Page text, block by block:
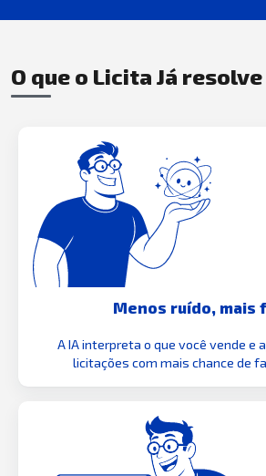
O que o Licita Já
Menos ruído, mais
A IA interpreta o que você vende e
licitações com mais chance de